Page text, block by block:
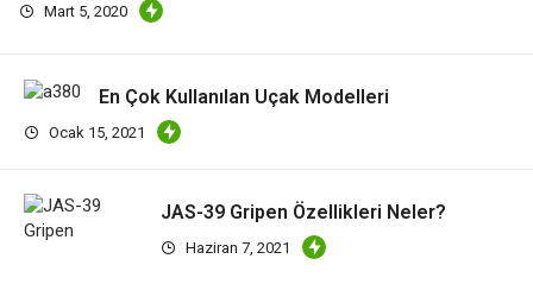
Mart 5, 2020
En Çok Kullanılan Uçak Modelleri
Ocak 15, 2021
JAS-39 Gripen Özellikleri Neler?
Haziran 7, 2021